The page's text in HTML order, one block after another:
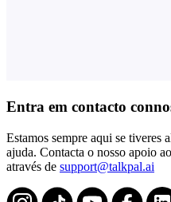
Entra em contacto
Estamos sempre aqui se tiveres
ajuda. Contacta o nosso apoio
através de support@talkpal.ai